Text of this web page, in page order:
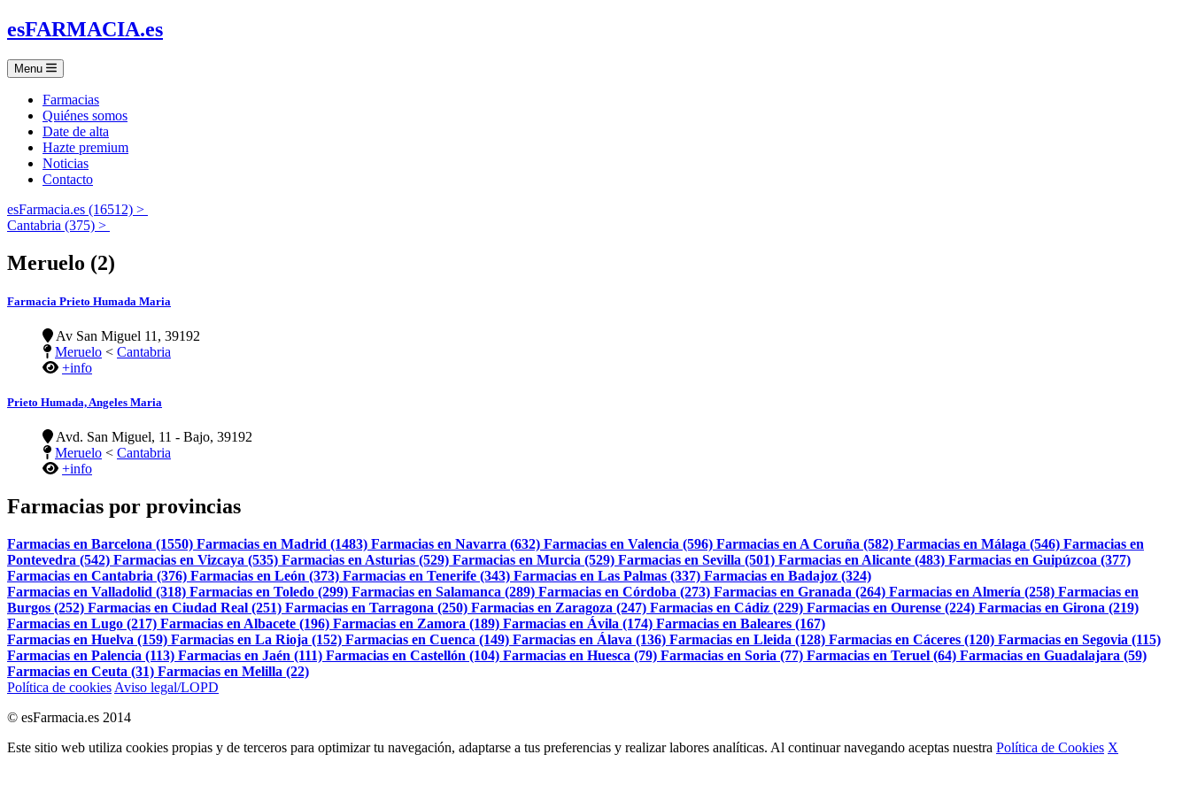
esFARMACIA.es
Menu
Farmacias
Quiénes somos
Date de alta
Hazte premium
Noticias
Contacto
esFarmacia.es (16512) >
Cantabria (375) >
Meruelo (2)
Farmacia Prieto Humada Maria
Av San Miguel 11, 39192
Meruelo < Cantabria
+info
Prieto Humada, Angeles Maria
Avd. San Miguel, 11 - Bajo, 39192
Meruelo < Cantabria
+info
Farmacias por provincias
Farmacias en Barcelona (1550) Farmacias en Madrid (1483) Farmacias en Navarra (632) Farmacias en Valencia (596) Farmacias en A Coruña (582) Farmacias en Málaga (546) Farmacias en
Pontevedra (542) Farmacias en Vizcaya (535) Farmacias en Asturias (529) Farmacias en Murcia (529) Farmacias en Sevilla (501) Farmacias en Alicante (483) Farmacias en Guipúzcoa (377)
Farmacias en Cantabria (376) Farmacias en León (373) Farmacias en Tenerife (343) Farmacias en Las Palmas (337) Farmacias en Badajoz (324)
Farmacias en Valladolid (318) Farmacias en Toledo (299) Farmacias en Salamanca (289) Farmacias en Córdoba (273) Farmacias en Granada (264) Farmacias en Almería (258) Farmacias en
Burgos (252) Farmacias en Ciudad Real (251) Farmacias en Tarragona (250) Farmacias en Zaragoza (247) Farmacias en Cádiz (229) Farmacias en Ourense (224) Farmacias en Girona (219)
Farmacias en Lugo (217) Farmacias en Albacete (196) Farmacias en Zamora (189) Farmacias en Ávila (174) Farmacias en Baleares (167)
Farmacias en Huelva (159) Farmacias en La Rioja (152) Farmacias en Cuenca (149) Farmacias en Álava (136) Farmacias en Lleida (128) Farmacias en Cáceres (120) Farmacias en Segovia (115)
Farmacias en Palencia (113) Farmacias en Jaén (111) Farmacias en Castellón (104) Farmacias en Huesca (79) Farmacias en Soria (77) Farmacias en Teruel (64) Farmacias en Guadalajara (59)
Farmacias en Ceuta (31) Farmacias en Melilla (22)
Política de cookies Aviso legal/LOPD
© esFarmacia.es 2014
Este sitio web utiliza cookies propias y de terceros para optimizar tu navegación, adaptarse a tus preferencias y realizar labores analíticas. Al continuar navegando aceptas nuestra Política de Cookies X